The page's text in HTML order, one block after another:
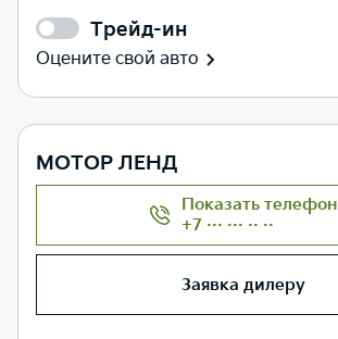
Трейд-ин
Оцените свой авто
МОТОР ЛЕНД
Показать телефон
+7 ··· ··· ·· ··
Заявка дилеру